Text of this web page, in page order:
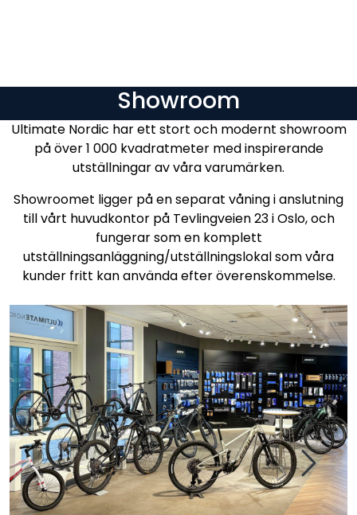
Showroom
Ultimate Nordic har ett stort och modernt showroom
på över 1 000 kvadratmeter med inspirerande
utställningar av våra varumärken.
Showroomet ligger på en separat våning i anslutning
till vårt huvudkontor på Tevlingveien 23 i Oslo, och
fungerar som en komplett
utställningsanläggning/utställningslokal som våra
kunder fritt kan använda efter överenskommelse.
Mediaportalen